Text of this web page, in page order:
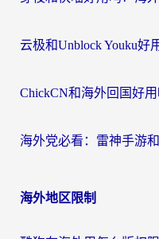
海外地区限制